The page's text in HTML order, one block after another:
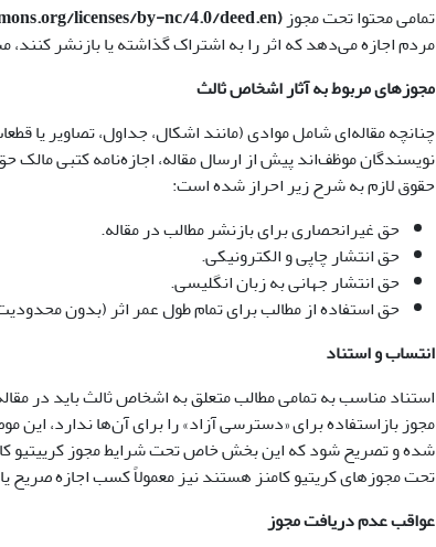
تمامی محتوا تحت مجوز CC BY-NC 4.0licenses/by-nc/4.0/deed.en)
مردم اجازه می‌دهد که اثر را به اشتراک گذاشته یا بازنشر
مجوزهای مربوط به آثار اشخاص ثالث
چنانچه مقاله‌ای شامل موادی (مانند اشکال، جداول، تصاویر
نویسندگان موظف‌اند پیش از ارسال مقاله، اجازه‌نامه کتبی مالک
حقوق لازم به شرح زیر احراز شده است:
حق غیرانحصاری برای بازنشر مطالب در مقاله.
حق انتشار چاپی و الکترونیکی.
حق انتشار جهانی به زبان انگلیسی.
حق استفاده از مطالب برای تمام طول عمر اثر (بدون
انتساب و استناد
استناد مناسب به تمامی مطالب متعلق به اشخاص ثالث باید در
مجوز بازاستفاده برای «دسترسی آزاد» را برای آن‌ها ندارد،
شده و تصریح شود که این بخش خاص تحت شرایط مجوز کرییتیو
تحت مجوزهای کریتیو کامنز هستند نیز معمولاً کسب اجازه صریح
عواقب عدم دریافت مجوز